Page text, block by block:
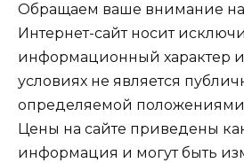
Обращаем ваше внимание на
Интернет-сайт носит
информационный характер
условиях не является
определяемой положениями
Цены на сайте приведены
информация и могут быть